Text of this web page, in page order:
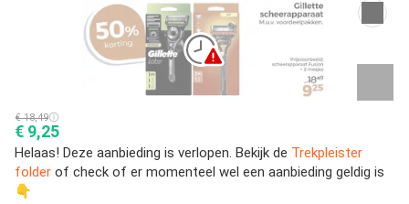
€ 18,49
€ 9,25
Helaas! Deze aanbieding is verlopen. Bekijk de Trekpleister
folder of check of er momenteel wel een aanbieding geldig is
👇